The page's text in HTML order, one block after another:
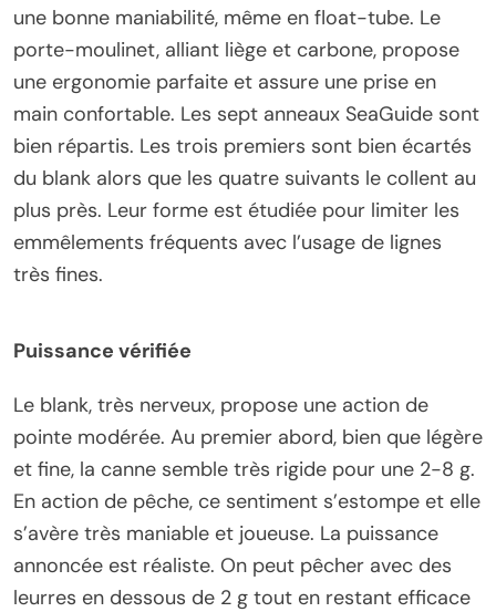
une bonne maniabilité, même en float-tube. Le
porte-moulinet, alliant liège et carbone, propose
une ergonomie parfaite et assure une prise en
main confortable. Les sept anneaux SeaGuide sont
bien répartis. Les trois premiers sont bien écartés
du blank alors que les quatre suivants le collent au
plus près. Leur forme est étudiée pour limiter les
emmêlements fréquents avec l’usage de lignes
très fines.
Puissance vérifiée
Le blank, très nerveux, propose une action de
pointe modérée. Au premier abord, bien que légère
et fine, la canne semble très rigide pour une 2-8 g.
En action de pêche, ce sentiment s’estompe et elle
s’avère très maniable et joueuse. La puissance
annoncée est réaliste. On peut pêcher avec des
leurres en dessous de 2 g tout en restant efficace